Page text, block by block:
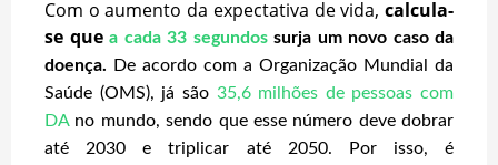
Com o aumento da expectativa de vida, calcula-
se que a cada 33 segundossurja um novo caso da
doença.
De acordo com a Organização Mundial da
Saúde (OMS), já são 35,6 milhões de pessoas com
DAno mundo, sendo que esse número deve dobrar
até 2030 e triplicar até 2050. Por isso, é